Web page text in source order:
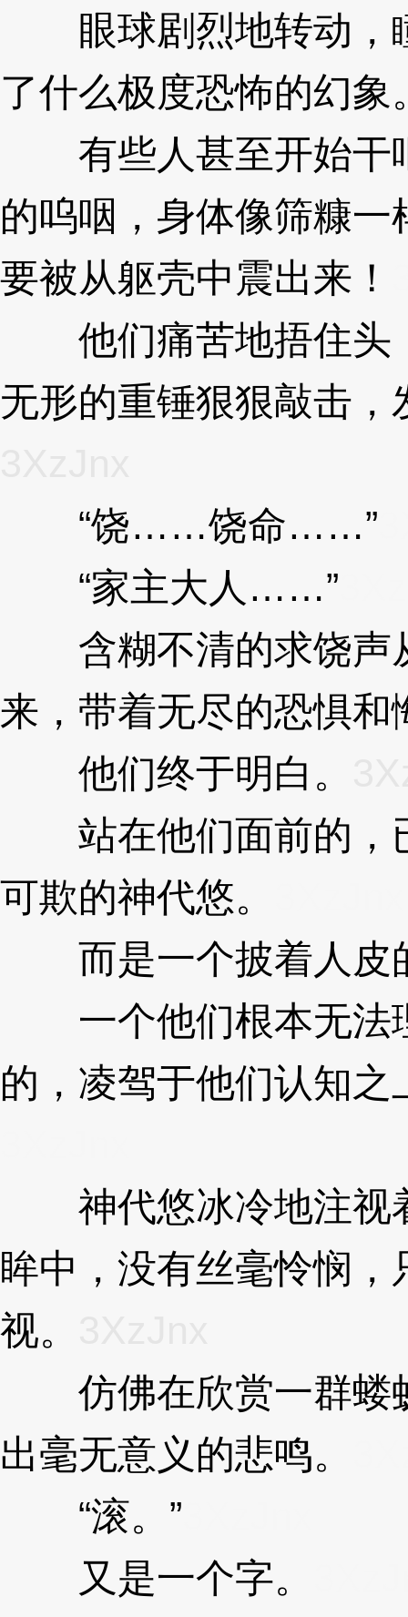
眼球剧烈地转动，
了什么极度恐怖的幻象
有些人甚至开始干
的呜咽，身体像筛糠
要被从躯壳中震出来！
他们痛苦地捂住头
无形的重锤狠狠敲击
“饶……饶命……”
“家主大人……”
含糊不清的求饶声
来，带着无尽的恐惧和
他们终于明白。
站在他们面前的，
可欺的神代悠。
而是一个披着人皮
一个他们根本无法
的，凌驾于他们认知
神代悠冰冷地注视
眸中，没有丝毫怜悯
视。
仿佛在欣赏一群蝼
出毫无意义的悲鸣。
“滚。”
又是一个字。